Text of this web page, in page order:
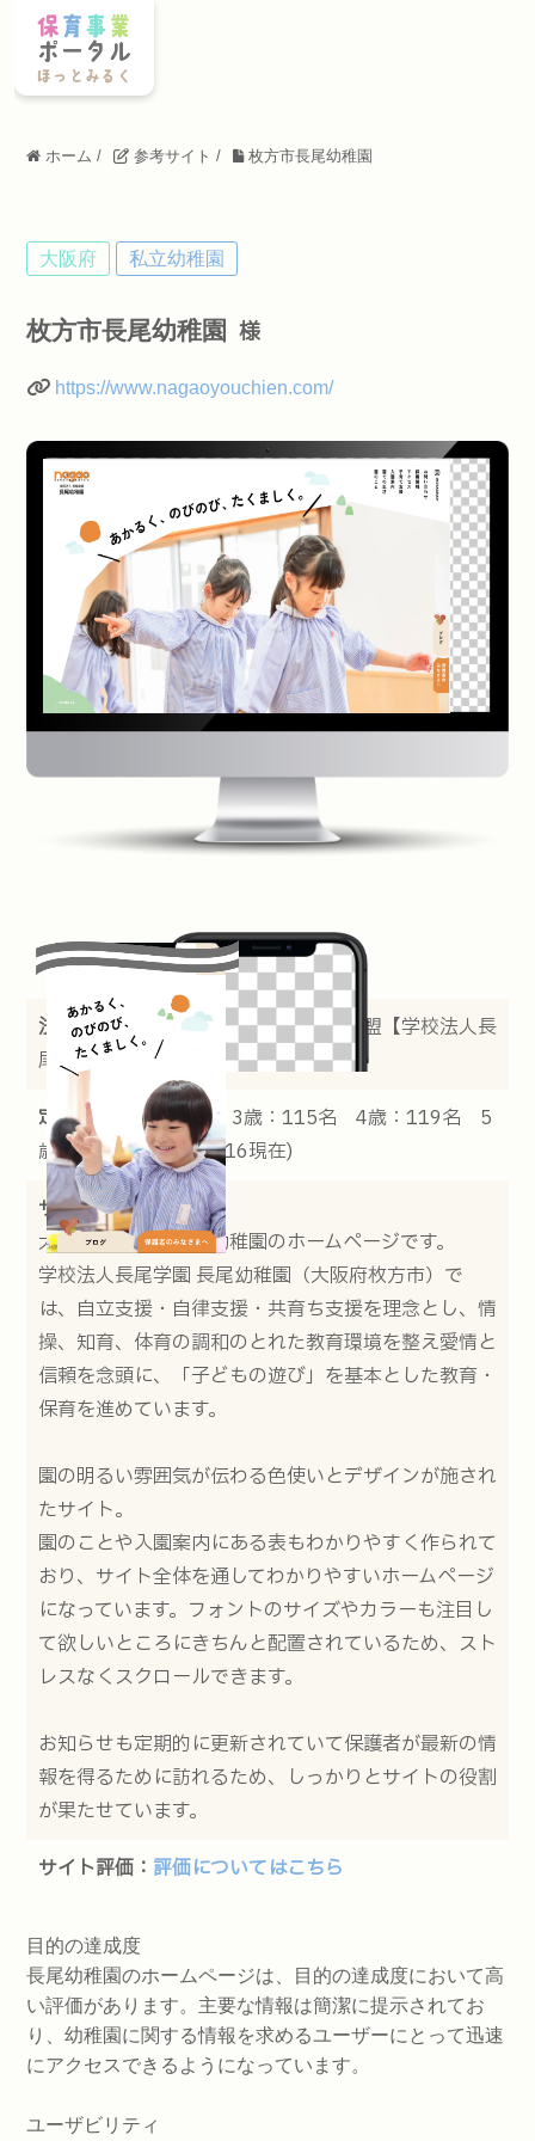
ホーム / 参考サイト / 枚方市長尾幼稚園
大阪府 私立幼稚園
枚方市長尾幼稚園 様
https://www.nagaoyouchien.com/
法人名：社団法人大阪府私立幼稚園連盟【学校法人長
尾学園 長尾幼稚園】
定員： 満3歳児：11名 3歳：115名 4歳：119名 5
歳：140名 (2023.03.16現在)
サイトの説明：
大阪府牧方市にある幼稚園のホームページです。
学校法人長尾学園 長尾幼稚園（大阪府枚方市）で
は、自立支援・自律支援・共育ち支援を理念とし、情
操、知育、体育の調和のとれた教育環境を整え愛情と
信頼を念頭に、「子どもの遊び」を基本とした教育・
保育を進めています。
園の明るい雰囲気が伝わる色使いとデザインが施され
たサイト。
園のことや入園案内にある表もわかりやすく作られて
おり、サイト全体を通してわかりやすいホームページ
になっています。フォントのサイズやカラーも注目し
て欲しいところにきちんと配置されているため、スト
レスなくスクロールできます。
お知らせも定期的に更新されていて保護者が最新の情
報を得るために訪れるため、しっかりとサイトの役割
が果たせています。
サイト評価： 評価についてはこちら
目的の達成度
長尾幼稚園のホームページは、目的の達成度において高
い評価があります。主要な情報は簡潔に提示されてお
り、幼稚園に関する情報を求めるユーザーにとって迅速
にアクセスできるようになっています。
ユーザビリティ